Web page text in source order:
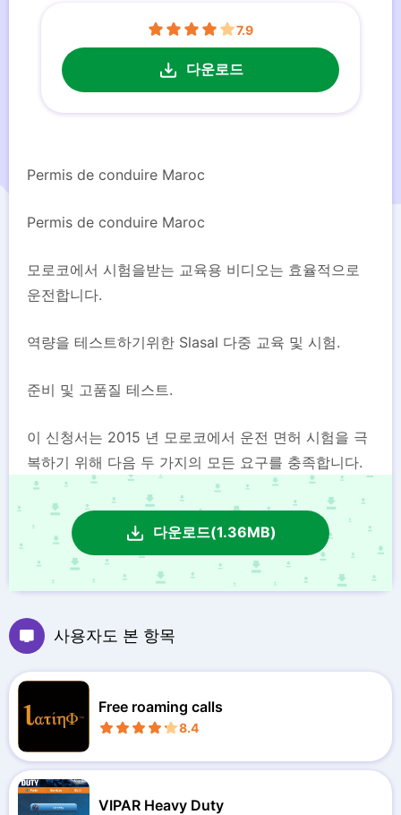
7.9
다운로드
Permis de conduire Maroc
Permis de conduire Maroc
모로코에서 시험을받는 교육용 비디오는 효율적으로
운전합니다.
역량을 테스트하기위한 Slasal 다중 교육 및 시험.
준비 및 고품질 테스트.
이 신청서는 2015 년 모로코에서 운전 면허 시험을 극
복하기 위해 다음 두 가지의 모든 요구를 충족합니다.
다운로드(1.36MB)
사용자도 본 항목
Free roaming calls
8.4
VIPAR Heavy Duty